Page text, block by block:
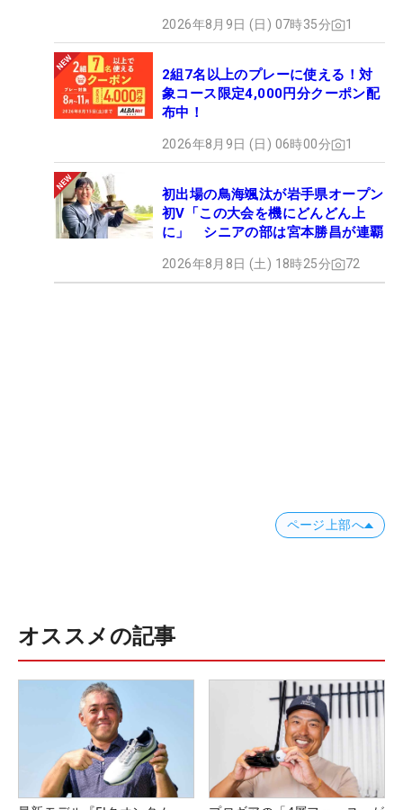
2026年8月9日 (日) 07時35分 1
2組7名以上のプレーに使える！対
象コース限定4,000円分クーポン配
布中！
2026年8月9日 (日) 06時00分 1
初出場の鳥海颯汰が岩手県オープン
初V「この大会を機にどんどん上
に」 シニアの部は宮本勝昌が連覇
2026年8月8日 (土) 18時25分 72
ページ上部へ
オススメの記事